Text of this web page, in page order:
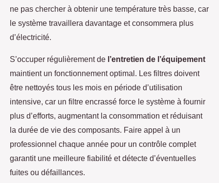
ne pas chercher à obtenir une température très basse, car
le système travaillera davantage et consommera plus
d’électricité.
S’occuper régulièrement de l’entretien de l’équipement
maintient un fonctionnement optimal. Les filtres doivent
être nettoyés tous les mois en période d’utilisation
intensive, car un filtre encrassé force le système à fournir
plus d’efforts, augmentant la consommation et réduisant
la durée de vie des composants. Faire appel à un
professionnel chaque année pour un contrôle complet
garantit une meilleure fiabilité et détecte d’éventuelles
fuites ou défaillances.